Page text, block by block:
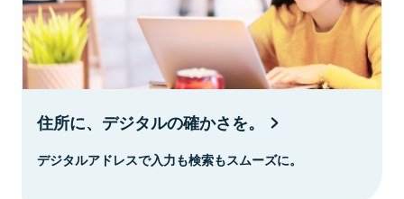
住所に、デジタルの確かさを。
デジタルアドレスで入力も検索もスムーズに。